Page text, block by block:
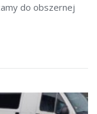
do obszernej